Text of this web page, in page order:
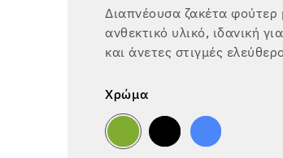
Χρώμα
Διαπνέουσα ζακέτα
ανθεκτικό υλικό, ιδανική
και άνετες στιγμές